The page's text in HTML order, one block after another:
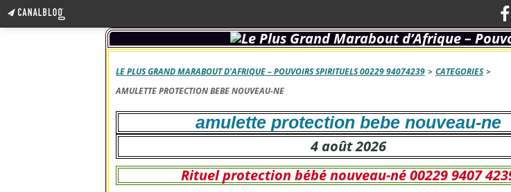
LE PLUS GRAND MARABOUT D’AFRIQUE – POUVOIRS SPIRITUELS 00229 94074239 > CATEGORIES >
AMULETTE PROTECTION BEBE NOUVEAU-NE
amulette protection bebe nouveau-ne
4 août 2026
Rituel protection bébé nouveau-né 00229 9407